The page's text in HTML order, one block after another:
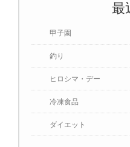
24
29 30 31
最
甲子園
釣り
ヒロシマ・デー
冷凍食品
ダイエット